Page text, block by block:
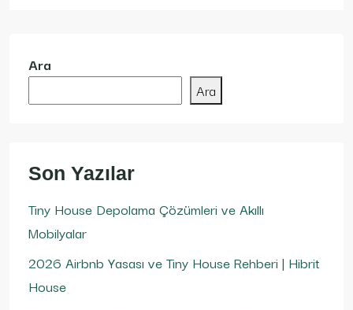
Ara
Ara
Son Yazılar
Tiny House Depolama Çözümleri ve Akıllı
Mobilyalar
2026 Airbnb Yasası ve Tiny House Rehberi | Hibrit
House